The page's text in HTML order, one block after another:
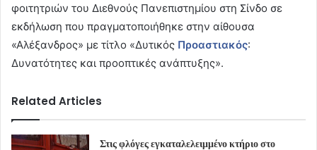
φοιτητριών του Διεθνούς Πανεπιστημίου στη Σίνδο σε
εκδήλωση που πραγματοποιήθηκε στην αίθουσα
«Αλέξανδρος» με τίτλο «Δυτικός Προαστιακός:
Δυνατότητες και προοπτικές ανάπτυξης».
Related Articles
Στις φλόγες εγκαταλελειμμένο κτήριο στο